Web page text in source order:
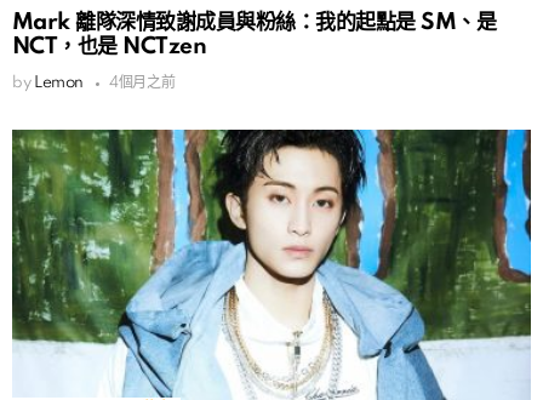
Mark 離隊深情致謝成員與粉絲：我的起點是 SM、是
NCT，也是 NCTzen
by Lemon 4個月之前